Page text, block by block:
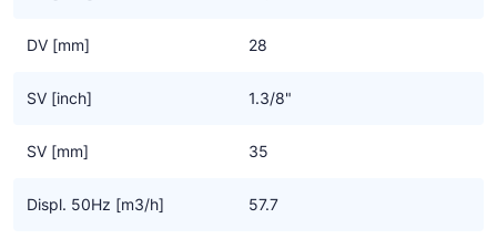
- Uitstekend loopcomfort
- Onderhoudsvriendelijk door o.a. gemakkelijk te verwisselen
- Een oliepomp, derhalve zeer geschikt voor toerenregeling met
DV [mm] 28
SV [inch] 1.3/8"
SV [mm] 35
Displ. 50Hz [m3/h] 57.7